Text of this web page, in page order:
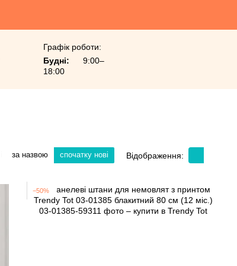
Графік роботи:
Будні:
9:00–
18:00
за назвою спочатку нові Відображення:
−50%